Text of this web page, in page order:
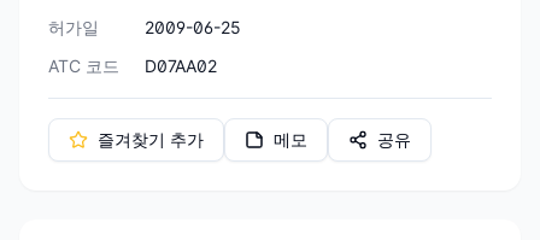
허가일
2009-06-25
ATC 코드
D07AA02
즐겨찾기 추가 메모 공유